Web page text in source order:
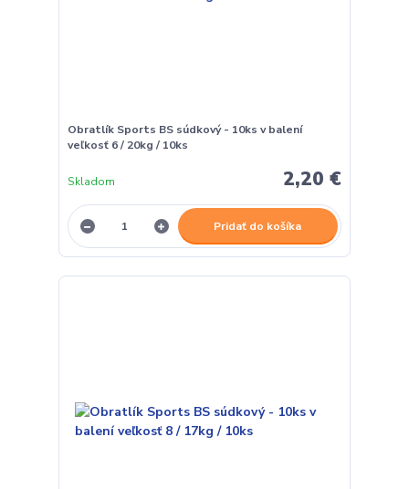
Obratlík Sports BS súdkový - 10ks v balení
veľkosť 6 / 20kg / 10ks
2,20 €
Skladom
Pridať do košíka